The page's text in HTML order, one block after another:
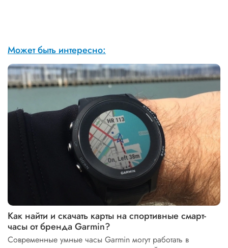
Может быть интересно:
Как найти и скачать карты на спортивные смарт-
часы от бренда Garmin?
Современные умные часы Garmin могут работать в